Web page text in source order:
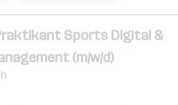
Sports Digital &
(m/w/d)